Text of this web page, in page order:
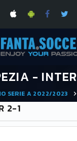
- INTER
SERIE A 2022/2023
2-1